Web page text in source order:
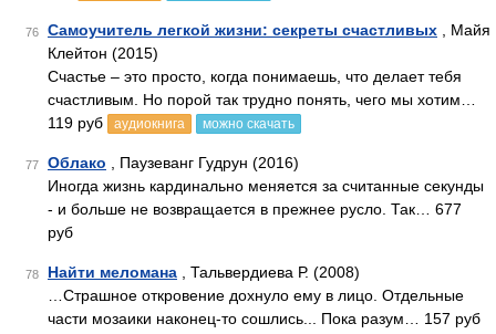
76 Самоучитель легкой жизни: секреты счастливых , Майя
Клейтон (2015)
Счастье – это просто, когда понимаешь, что делает тебя
счастливым. Но порой так трудно понять, чего мы хотим…
119 руб
аудиокнига можно скачать
77 Облако , Паузеванг Гудрун (2016)
Иногда жизнь кардинально меняется за считанные секунды
- и больше не возвращается в прежнее русло. Так… 677
руб
78 Найти меломана , Тальвердиева Р. (2008)
…Страшное откровение дохнуло ему в лицо. Отдельные
части мозаики наконец-то сошлись... Пока разум… 157 руб